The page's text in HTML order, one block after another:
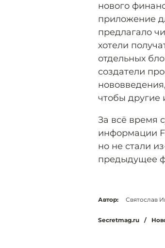
нового
приложение
предлагало
хотели
отдельных
создатели
чтобы другие
За всё время
информации
но не стали
предыдущее
Автор: Святослав
Secretmag.ru /